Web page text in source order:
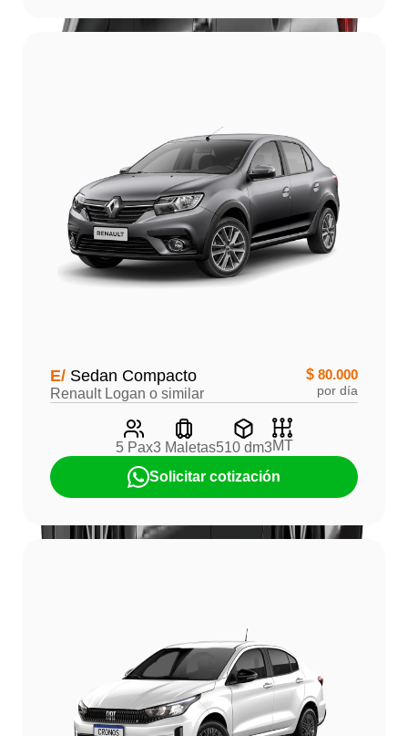
E/ Sedan Compacto
Renault Logan o similar
$ 80.000
por día
5 Pax3 Maletas510 dm3MT
Solicitar cotización